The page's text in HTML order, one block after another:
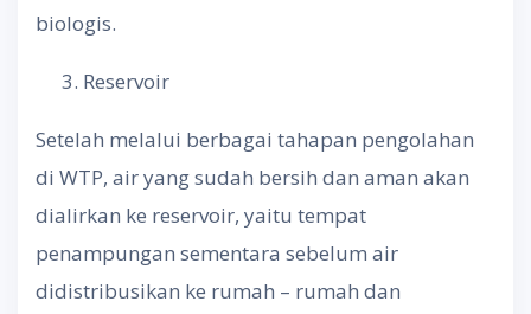
biologis.
Reservoir
Setelah melalui berbagai tahapan pengolahan
di WTP, air yang sudah bersih dan aman akan
dialirkan ke reservoir, yaitu tempat
penampungan sementara sebelum air
didistribusikan ke rumah – rumah dan